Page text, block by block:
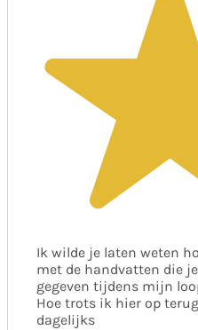
Ik wilde je laten weten
met de handvatten die
gegeven tijdens mijn
Hoe trots ik hier op
dagelijks